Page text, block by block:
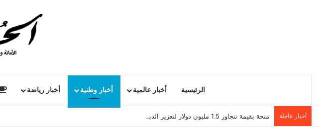
الرئيسية أخبار عالمية أخبار وطنية أخبار رياضة
أخبار عاجلة منحة بقيمة تتجاوز 1.5 مليون دولار لتعزيز الدبلوماسية التجارية في تونس!